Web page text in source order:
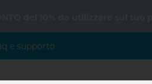
e supporto